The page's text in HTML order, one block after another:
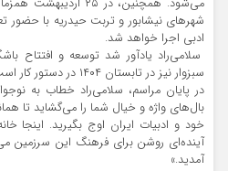
می‌شود. همچنین، در ۲۵
شهرهای نیشابور و تربت حیدریه با حضور
ادبی اجرا خواهد شد.
سلامی‌­راد یادآور شد توسعه و افتتاح
سبزوار نیز در تابستان ۱۴۰۴ در دستور کار است.
در پایان مراسم، سلامی‌راد خطاب به
بال‌های واژه و خیال شما را می‌گشاید تا
خود و ادبیات ایران اوج بگیرید. اینجا
آینده‌ای روشن برای فرهنگ این سرزمین
آمدید.»